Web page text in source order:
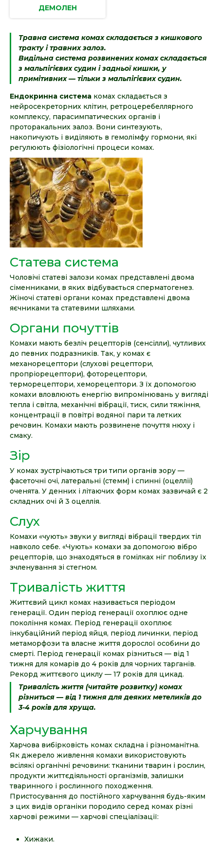
ДЕМОЛЕН
Травна система комах складається з кишкового
тракту і травних залоз.
Видільна система розвинених комах складається
з мальпігієвих судин і задньої кишки, у
примітивних — тільки з мальпігієвих судин.
Ендокринна система комах складається з
нейросекреторних клітин, ретроцеребеллярного
комплексу, парасимпатических органів і
проторакальних залоз. Вони синтезують,
накопичують і виділяють в гемолімфу гормони, які
регулюють фізіологічні процеси комах.
Статева система
Чоловічі статеві залози комах представлені двома
сіменниками, в яких відбувається сперматогенез.
Жіночі статеві органи комах представлені двома
яєчниками та статевими шляхами.
Органи почуттів
Комахи мають безліч рецепторів (сенсілли), чутливих
до певних подразників. Так, у комах є
механорецептори (слухові рецептори,
пропріорецептори), фоторецептори,
терморецептори, хеморецептори. З їх допомогою
комахи вловлюють енергію випромінювань у вигляді
тепла і світла, механічні вібрації, тиск, сили тяжіння,
концентрації в повітрі водяної пари та летких
речовин. Комахи мають розвинене почуття нюху і
смаку.
Зір
У комах зустрічаються три типи органів зору —
фасеточні очі, латеральні (стемм) і спинні (оцелліі)
оченята. У денних і літаючих форм комах зазвичай є 2
складних очі й 3 оцеллія.
Слух
Комахи «чують» звуки у вигляді вібрації твердих тіл
навколо себе. «Чують» комахи за допомогою вібро
рецепторів, що знаходяться в гомілках ніг поблизу їх
зчленування зі стегном.
Тривалість життя
Життєвий цикл комах називається періодом
генерації. Один період генерації охоплює одне
покоління комах. Період генерації охоплює
інкубаційний період яйця, період личинки, період
метаморфози та власне життя дорослої особини до
смерті. Період генерації комах різниться — від 1
тижня для комарів до 4 років для чорних тарганів.
Рекорд життєвого циклу — 17 років для цикад.
Тривалість життя (читайте розвитку) комах
різниться — від 1 тижня для деяких метеликів до
3-4 років для хруща.
Харчування
Харчова вибірковість комах складна і різноманітна.
Як джерело живлення комахи використовують
всілякі органічні речовини: тканини тварин і рослин,
продукти життєдіяльності організмів, залишки
тваринного і рослинного походження.
Пристосування до постійного харчування будь-яким
з цих видів органіки породило серед комах різні
харчові режими — харчові спеціалізації:
Хижаки.